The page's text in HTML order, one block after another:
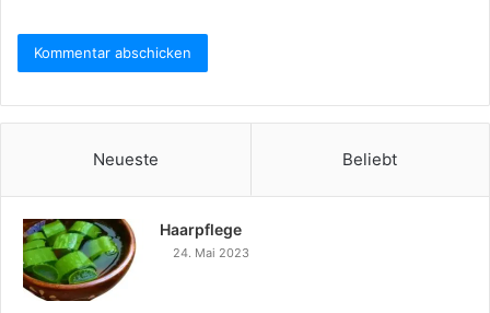
Neueste Beliebt
Haarpflege
24. Mai 2023